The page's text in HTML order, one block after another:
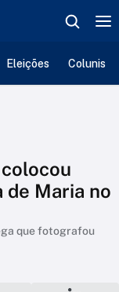
Eleições
de Maria no
que fotografou